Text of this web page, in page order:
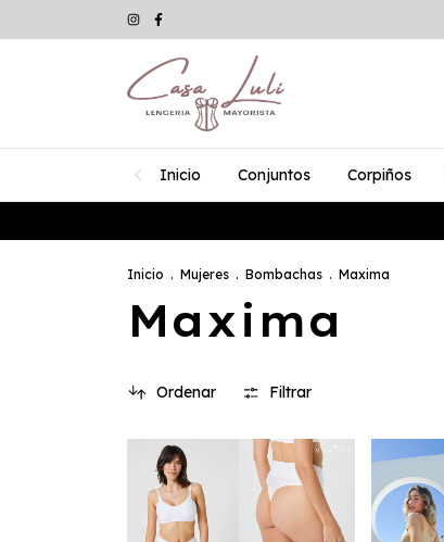
Inicio Conjuntos Corpiños
Inicio . Mujeres . Bombachas . Maxima
Maxima
Ordenar Filtrar